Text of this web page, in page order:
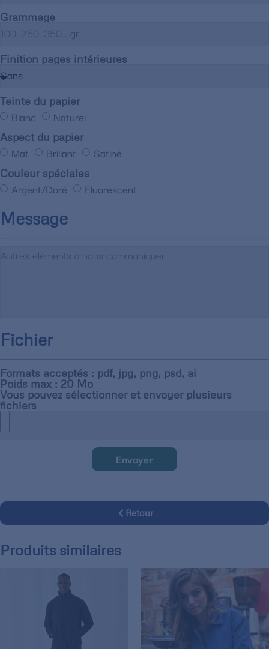
Grammage
Finition pages intérieures
Teinte du papier
Blanc Naturel
Aspect du papier
Mat Brillant Satiné
Couleur spéciales
Argent/Doré Fluorescent
Message
Fichier
Formats acceptés : pdf, jpg, png, psd, ai
Poids max : 20 Mo
Vous pouvez sélectionner et envoyer plusieurs
fichiers
Envoyer
Retour
Produits similaires